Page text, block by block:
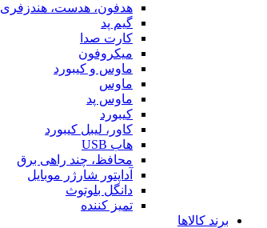
هدفون، هدست، هندزفری
گیم پد
کارت صدا
میکروفون
ماوس و کیبورد
ماوس
ماوس پد
کیبورد
کاور، لیبل کیبورد
هاب USB
محافظ، چند راهی برق
آداپتور شارژر موبایل
دانگل بلوتوث
تمیز کننده
برند کالاها